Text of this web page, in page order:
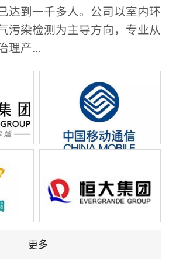
达到一千多人。公司以室内环
污染检测为主导方向，专业从
理产...
更多